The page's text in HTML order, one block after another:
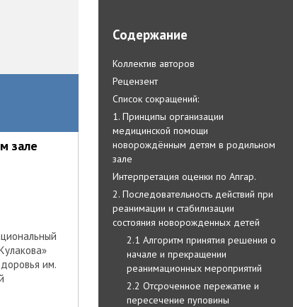
зале
Содержание
Коллектив авторов
Рецензент
Список сокращений:
1. Принципы организации
медицинской помощи
новорождённым детям в родильном
зале
Интерпретация оценки по Апгар.
2. Последовательность действий при
реанимации и стабилизации
состояния новорожденных детей
2.1 Алгоритм принятия решения о
начале и прекращении
реанимационных мероприятий
2.2 Отсроченное пережатие и
пересечение пуповины
им.